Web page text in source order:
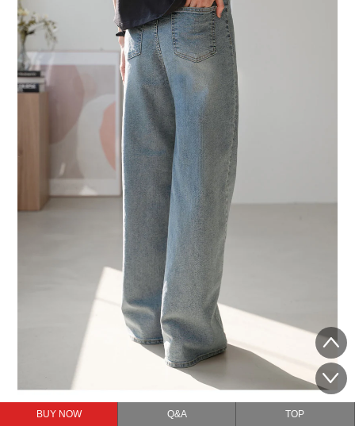
BUY NOW Q&A TOP